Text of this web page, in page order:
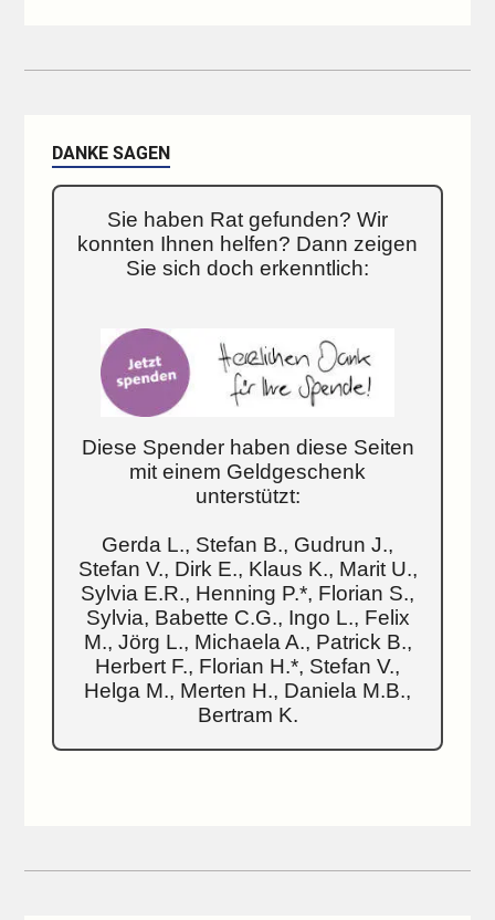
DANKE SAGEN
Sie haben Rat gefunden? Wir
konnten Ihnen helfen? Dann zeigen
Sie sich doch erkenntlich:
Diese Spender haben diese Seiten
mit einem Geldgeschenk
unterstützt:
Gerda L., Stefan B., Gudrun J.,
Stefan V., Dirk E., Klaus K., Marit U.,
Sylvia E.R., Henning P.*, Florian S.,
Sylvia, Babette C.G., Ingo L., Felix
M., Jörg L., Michaela A., Patrick B.,
Herbert F., Florian H.*, Stefan V.,
Helga M., Merten H., Daniela M.B.,
Bertram K.